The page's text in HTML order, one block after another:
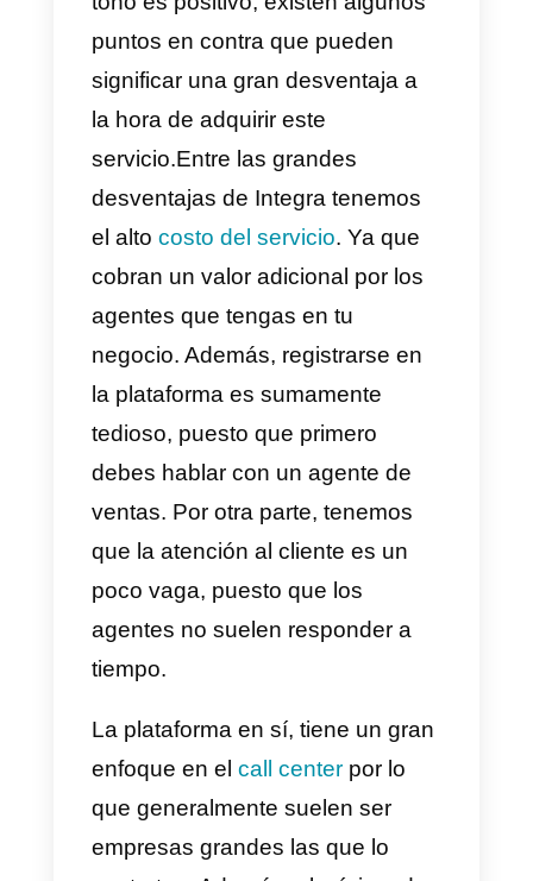
tenemos el chat multiagente, live
chat desde la página web,
llamadas tipo VoiP, Analíticas,
monitoreo de agentes y muchas
más funcionalidades para ventas
o soporte. Adicionalmente, una
característica especial que tiene
este servicio es elWhatsApp
multiagente. Sin embargo, no
tono es positivo, existen algunos
puntos en contra que pueden
significar una gran desventaja a
la hora de adquirir este
servicio.Entre las grandes
el alto
costo del servicio
cobran un valor adicional por los
agentes que tengas en tu